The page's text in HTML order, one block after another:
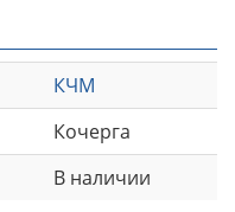
КЧМ
Кочерга
В наличии